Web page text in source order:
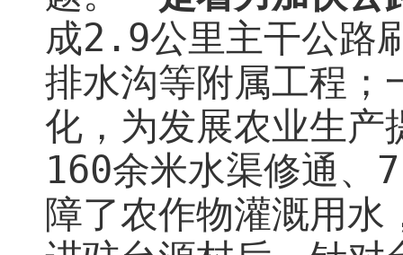
成2.9公里主干公路
排水沟等附属工程；
化，为发展农业生产
160余米水渠修通、 7
障了农作物灌溉用